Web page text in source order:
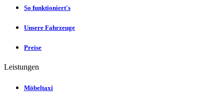
So funktioniert's
Unsere Fahrzeuge
Preise
Leistungen
Möbeltaxi